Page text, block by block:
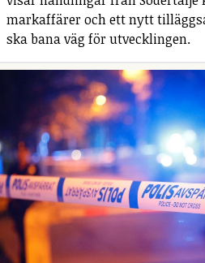
markaffärer och ett nytt
ska bana väg för utvecklingen.